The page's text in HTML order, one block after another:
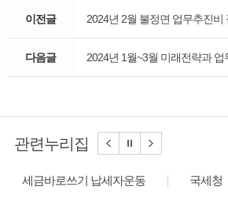
이전글 2024년 2월 불정면 업무추진비
다음글 2024년 1월~3월 미래전략과
관련누리집
세금바로쓰기 납세자운동 국세청